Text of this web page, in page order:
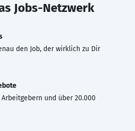
Jobs-Netzwerk
den Job, der wirklich zu Dir
und über 20.000